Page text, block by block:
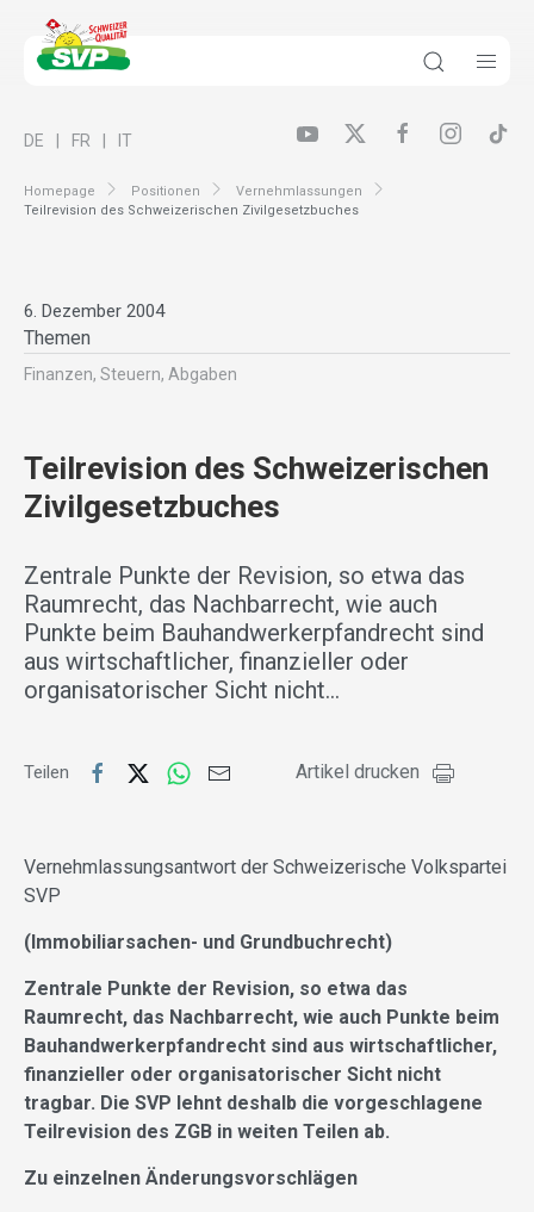
Homepage Positionen
Vernehmlassungen
Teilrevision des Schweizerischen Zivilgesetzbuches
DE FR IT
6. Dezember 2004
Themen
Finanzen, Steuern, Abgaben
Teilrevision des Schweizerischen
Zivilgesetzbuches
Zentrale Punkte der Revision, so etwa das
Raumrecht, das Nachbarrecht, wie auch
Punkte beim Bauhandwerkerpfandrecht sind
aus wirtschaftlicher, finanzieller oder
organisatorischer Sicht nicht…
Teilen Artikel drucken
Vernehmlassungsantwort der Schweizerische Volkspartei
SVP
(Immobiliarsachen- und Grundbuchrecht)
Zentrale Punkte der Revision, so etwa das
Raumrecht, das Nachbarrecht, wie auch Punkte beim
Bauhandwerkerpfandrecht sind aus wirtschaftlicher,
finanzieller oder organisatorischer Sicht nicht
tragbar. Die SVP lehnt deshalb die vorgeschlagene
Teilrevision des ZGB in weiten Teilen ab.
Zu einzelnen Änderungsvorschlägen